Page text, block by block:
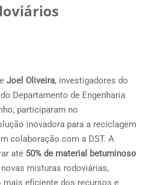
e Joel Oliveira, investigadores do
do Departamento de Engenharia
participaram no
inovadora para a reciclagem
colaboração com a DST. A
até 50% de material betuminoso
misturas rodoviárias,
eficiente dos recursos e